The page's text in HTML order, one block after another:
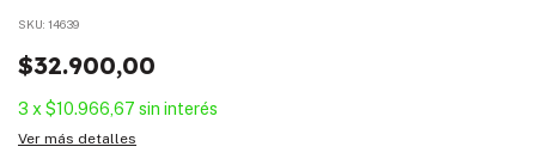
SKU: 14639
$32.900,00
3 x$10.966,67 sin interés
Ver más detalles